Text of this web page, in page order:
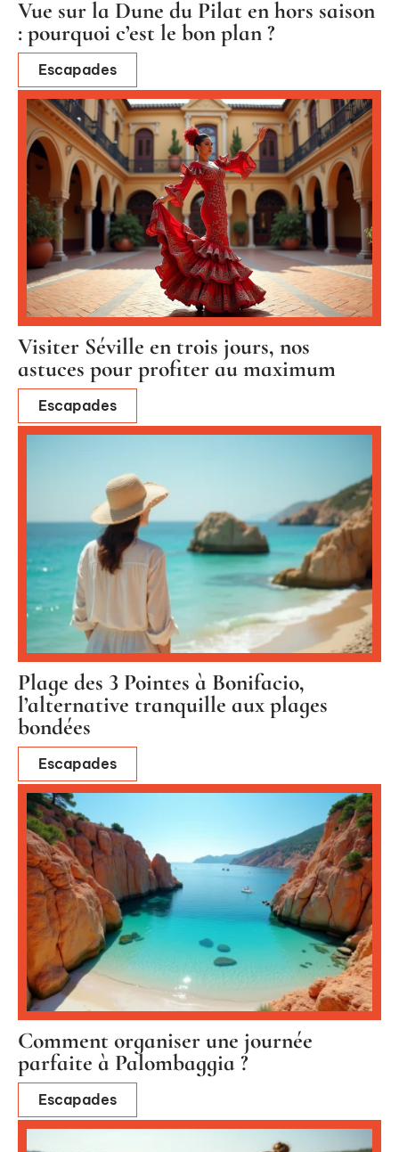
Vue sur la Dune du Pilat en hors saison
: pourquoi c’est le bon plan ?
Escapades
Visiter Séville en trois jours, nos
astuces pour profiter au maximum
Escapades
Plage des 3 Pointes à Bonifacio,
l’alternative tranquille aux plages
bondées
Escapades
Comment organiser une journée
parfaite à Palombaggia ?
Escapades